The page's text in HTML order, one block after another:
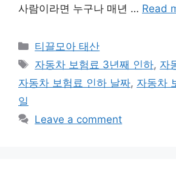
사람이라면 누구나 매년 … Read
Categories
티끌모아 태산
Tags
자동차 보험료 3년째 인하, 자
자동차 보험료 인하 날짜, 자동차
일
Leave a comment